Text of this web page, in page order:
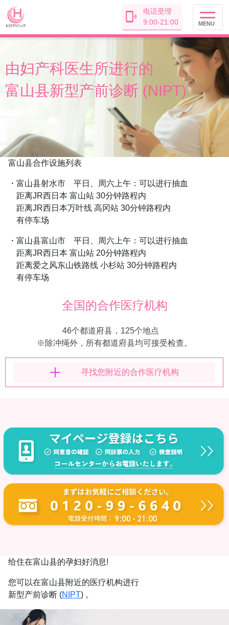
电话受理
9:00-21:00
MENU
由妇产科医生所进行的
富山县新型产前诊断 (NIPT)
富山县合作设施列表
・富山县射水市 平日、周六上午：可以进行抽血
距离JR西日本 富山站 30分钟路程内
距离JR西日本万叶线 高冈站 30分钟路程内
有停车场
・富山县富山市 平日、周六上午：可以进行抽血
距离JR西日本 富山站 20分钟路程内
距离爱之风东山铁路线 小杉站 30分钟路程内
有停车场
全国的合作医疗机构
46个都道府县，125个地点
※除冲绳外，所有都道府县均可接受检查。
寻找您附近的合作医疗机构
给住在富山县的孕妇好消息!
您可以在富山县附近的医疗机构进行
新型产前诊断 (NIPT) 。